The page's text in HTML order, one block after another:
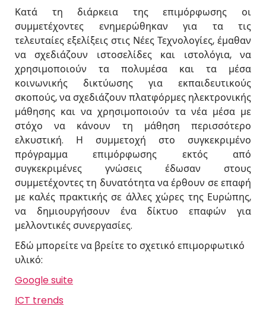
Κατά τη διάρκεια της επιμόρφωσης οι
συμμετέχοντες ενημερώθηκαν για τα τις
τελευταίες εξελίξεις στις Νέες Τεχνολογίες, έμαθαν
να σχεδιάζουν ιστοσελίδες και ιστολόγια, να
χρησιμοποιούν τα πολυμέσα και τα μέσα
κοινωνικής δικτύωσης για εκπαιδευτικούς
σκοπούς, να σχεδιάζουν πλατφόρμες ηλεκτρονικής
μάθησης και να χρησιμοποιούν τα νέα μέσα με
στόχο να κάνουν τη μάθηση περισσότερο
ελκυστική. Η συμμετοχή στο συγκεκριμένο
πρόγραμμα επιμόρφωσης εκτός από
συγκεκριμένες γνώσεις έδωσαν στους
συμμετέχοντες τη δυνατότητα να έρθουν σε επαφή
με καλές πρακτικής σε άλλες χώρες της Ευρώπης,
να δημιουργήσουν ένα δίκτυο επαφών για
μελλοντικές συνεργασίες.
Εδώ μπορείτε να βρείτε το σχετικό επιμορφωτικό
υλικό:
Google suite
ICT trends